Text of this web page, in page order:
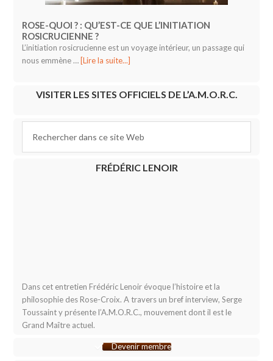
ROSE-QUOI ? : QU’EST-CE QUE L’INITIATION
ROSICRUCIENNE ?
L’initiation rosicrucienne est un voyage intérieur, un passage qui
nous emmène … [Lire la suite...]
VISITER LES SITES OFFICIELS DE L’A.M.O.R.C.
FRÉDÉRIC LENOIR
Dans cet entretien Frédéric Lenoir évoque l’histoire et la
philosophie des Rose-Croix. A travers un bref interview, Serge
Toussaint y présente l’A.M.O.R.C., mouvement dont il est le
Grand Maître actuel.
Devenir membre